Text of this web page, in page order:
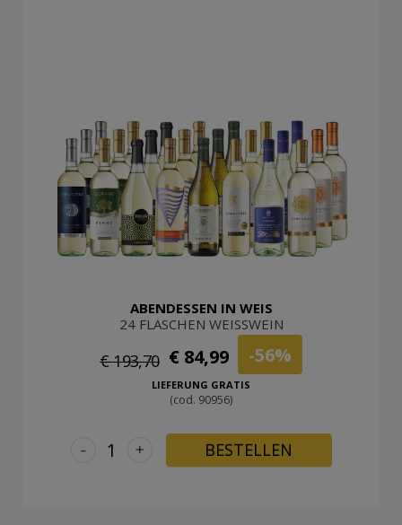
ABENDESSEN IN WEIS
24 FLASCHEN WEISSWEIN
€ 193,70 € 84,99 -56%
LIEFERUNG GRATIS
(cod. 90956)
+
- BESTELLEN